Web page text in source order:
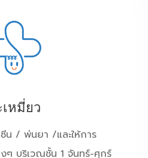
หมี่ยว
น / พ่นยา /และให้การ
ๆ บริเวณชั้น 1 จันทร์-ศุกร์